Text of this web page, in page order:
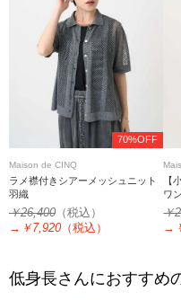
70%OFF
Maison de CINQ
ラメ襟付きシアーメッシュニット
羽織
￥26,400 （税込）
→ ￥7,920 （税込）
【
ワ
￥
→
低身長さんにおすすめ